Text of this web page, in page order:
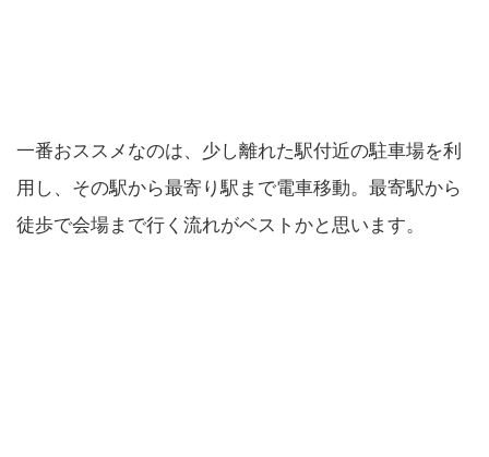
一番おススメなのは、少し離れた駅付近の駐車場を利
用し、その駅から最寄り駅まで電車移動。最寄駅から
徒歩で会場まで行く流れがベストかと思います。